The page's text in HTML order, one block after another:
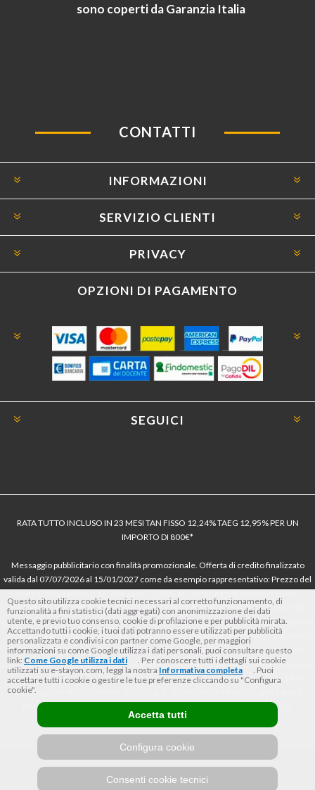
sono coperti da Garanzia Italia
CONTATTI
INFORMAZIONI
SERVIZIO CLIENTI
PRIVACY
OPZIONI DI PAGAMENTO
SEGUICI
RATA TUTTO INCLUSO IN 23 MESI TAN FISSO 12,24% TAEG 12,95% PER UN
IMPORTO DI 800€*
Messaggio pubblicitario con finalità promozionale. Offerta di credito finalizzato
valida dal 07/07/2026 al 15/01/2027 come da esempio rappresentativo: Prezzo del
dell’offerta azzerati. Importo totale del credito € 800. Importo totale dovuto dal
Consumatore € 920. Decorrenza media della prima rata a 90 giorni. Al fine di gestire
le tue spese in modo responsabile e di conoscere eventuali altre offerte disponibili,
Findomestic ti ricorda, prima di sottoscrivere il contratto, di prendere visione di
tutte le condizioni economiche e contrattuali, facendo riferimento alle Informazioni
Europee di Base sul Credito ai Consumatori (IEBCC) nel percorso online. Salvo
approvazione di Findomestic Banca S.p.A.. Il rivenditore (StayON) opera quale
intermediario del credito per Findomestic Banca S.p.A., non in esclusiva.
Questo sito utilizza cookie tecnici necessari al corretto funzionamento, di
funzionalità a fini statistici (dati aggregati) con anonimizzazione dei dati
utente, e previo tuo consenso, cookie di profilazione e per pubblicità mirata.
Accettando tutti i cookie, i tuoi dati potranno essere utilizzati per pubblicità
personalizzata e condivisi con partner come Google, per maggiori
informazioni su come Google utilizza i dati personali, puoi consultare questo
link: Come Google utilizza i dati
. Per conoscere tutti i dettagli sui cookie
utilizzati su e-stayon.com, leggi la nostra Informativa completa
. Puoi
accettare tutti i cookie o gestire le tue preferenze cliccando su "Configura
cookie".
Consenti cookie tecnici
Configura cookie
Accetta tutti